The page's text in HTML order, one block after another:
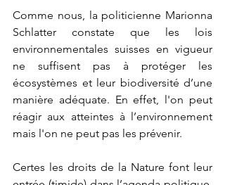
Comme nous, la politicienne Marionna
Schlatter constate que les lois
environnementales suisses en vigueur
ne suffisent pas à protéger les
écosystèmes et leur biodiversité d’une
manière adéquate. En effet, l'on peut
réagir aux atteintes à l’environnement
mais l'on ne peut pas les prévenir.
Certes les droits de la Nature font leur